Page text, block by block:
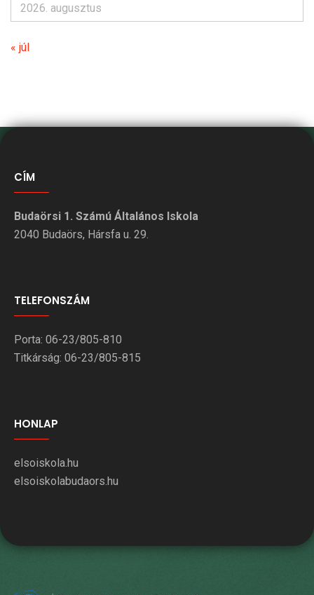
2026. augusztus
« júl
CÍM
Budaörsi 1. Számú Általános Iskola
2040 Budaörs, Hársfa u. 29.
TELEFONSZÁM
Porta: 06-23/805-810
Titkárság: 06-23/805-815
HONLAP
elsoiskola.hu
elsoiskolabudaors.hu